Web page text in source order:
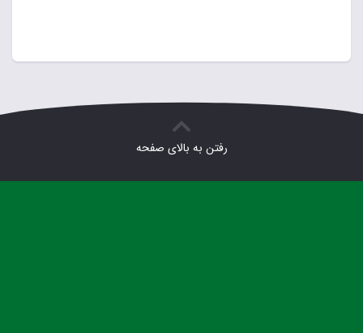
رفتن به بالای صفحه